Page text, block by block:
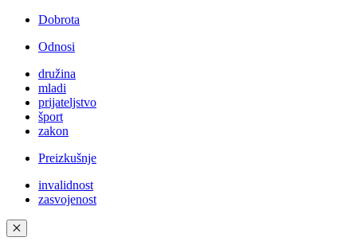
Dobrota
Odnosi
družina
mladi
prijateljstvo
šport
zakon
Preizkušnje
invalidnost
zasvojenost
✕